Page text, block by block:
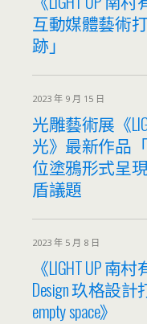
互動媒體藝術
跡」
2023 年 9 月 15 日
光雕藝術展《
光》最新作品
位塗鴉形式呈
盾議題
2023 年 5 月 8 日
《LIGHT UP 南
Design 玖格設
empty space》